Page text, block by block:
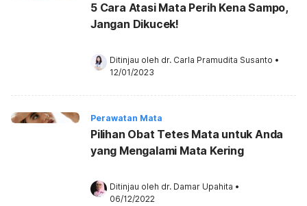
5 Cara Atasi Mata Perih Kena Sampo,
Jangan Dikucek!
Ditinjau oleh dr. Carla Pramudita Susanto •
12/01/2023
Perawatan Mata
Pilihan Obat Tetes Mata untuk Anda
yang Mengalami Mata Kering
Ditinjau oleh dr. Damar Upahita •
06/12/2022